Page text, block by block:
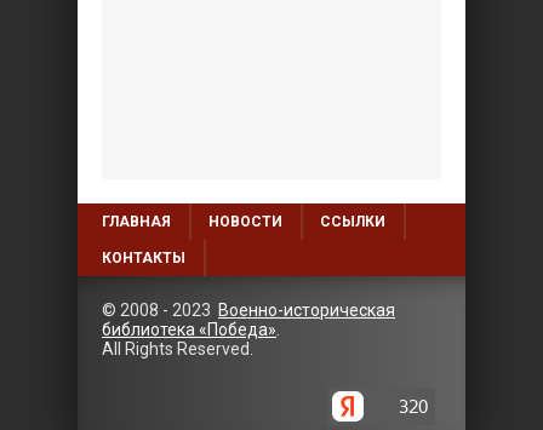
ГЛАВНАЯ НОВОСТИ ССЫЛКИ
КОНТАКТЫ
© 2008 - 2023 Военно-историческая
библиотека «Победа».
All Rights Reserved.